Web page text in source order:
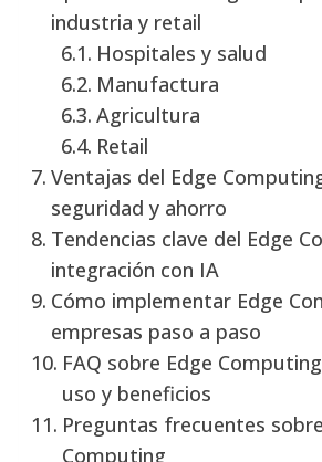
Aplicaciones del Edge
industria y retail
Hospitales y salud
Manufactura
Agricultura
Retail
Ventajas del Edge
seguridad y ahorro
Tendencias clave del Edge
integración con IA
Cómo implementar Edge
empresas paso a paso
FAQ sobre Edge
uso y beneficios
Preguntas frecuentes sobre